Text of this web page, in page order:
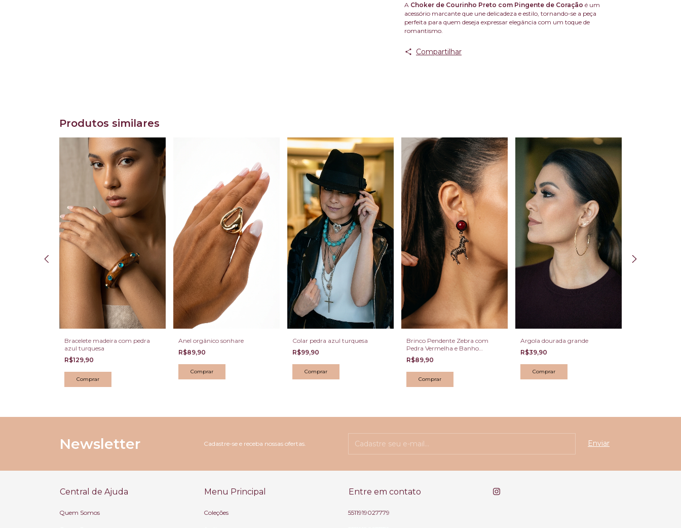
A Choker de Courinho Preto com Pingente de Coração é um
acessório marcante que une delicadeza e estilo, tornando-se a peça
perfeita para quem deseja expressar elegância com um toque de
romantismo.
Compartilhar
Produtos similares
Bracelete madeira com pedra
azul turquesa
R$129,90
Anel orgânico sonhare
R$89,90
Comprar
Colar pedra azul turquesa
R$99,90
Brinco Pendente Zebra com
Pedra Vermelha e Banho
Dourado Escuro
R$89,90
Argola dourada grande
R$39,90
Newsletter Cadastre-se e receba nossas ofertas.
Central de Ajuda
Quem Somos
Menu Principal
Coleções
Entre em contato
5511919027779